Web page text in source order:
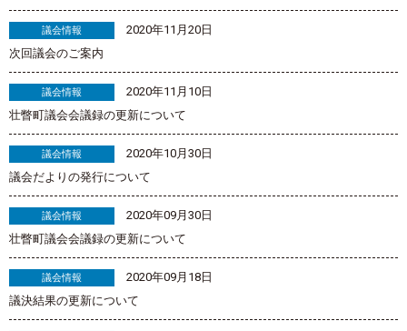
議会情報
2020年11月20日
次回議会のご案内
議会情報
2020年11月10日
壮瞥町議会会議録の更新について
議会情報
2020年10月30日
議会だよりの発行について
議会情報
2020年09月30日
壮瞥町議会会議録の更新について
議会情報
2020年09月18日
議決結果の更新について